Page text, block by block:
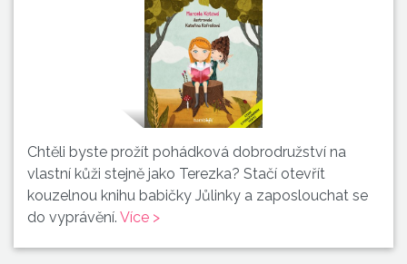
Chtěli byste prožít pohádková dobrodružství na
vlastní kůži stejně jako Terezka? Stačí otevřít
kouzelnou knihu babičky Jůlinky a zaposlouchat se
do vyprávění. Více >